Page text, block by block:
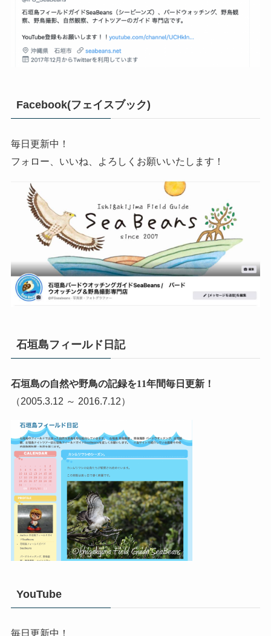
Facebook(フェイスブック)
毎日更新中！
フォロー、いいね、よろしくお願いいたします！
石垣島フィールド日記
石垣島の自然や野鳥の記録を11年間毎日更新！
（2005.3.12 ～ 2016.7.12）
YouTube
毎日更新中！